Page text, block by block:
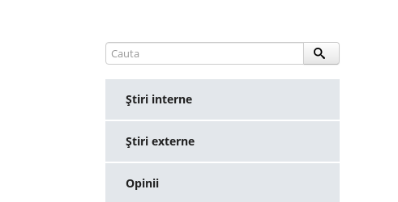
Ştiri interne
Ştiri externe
Opinii